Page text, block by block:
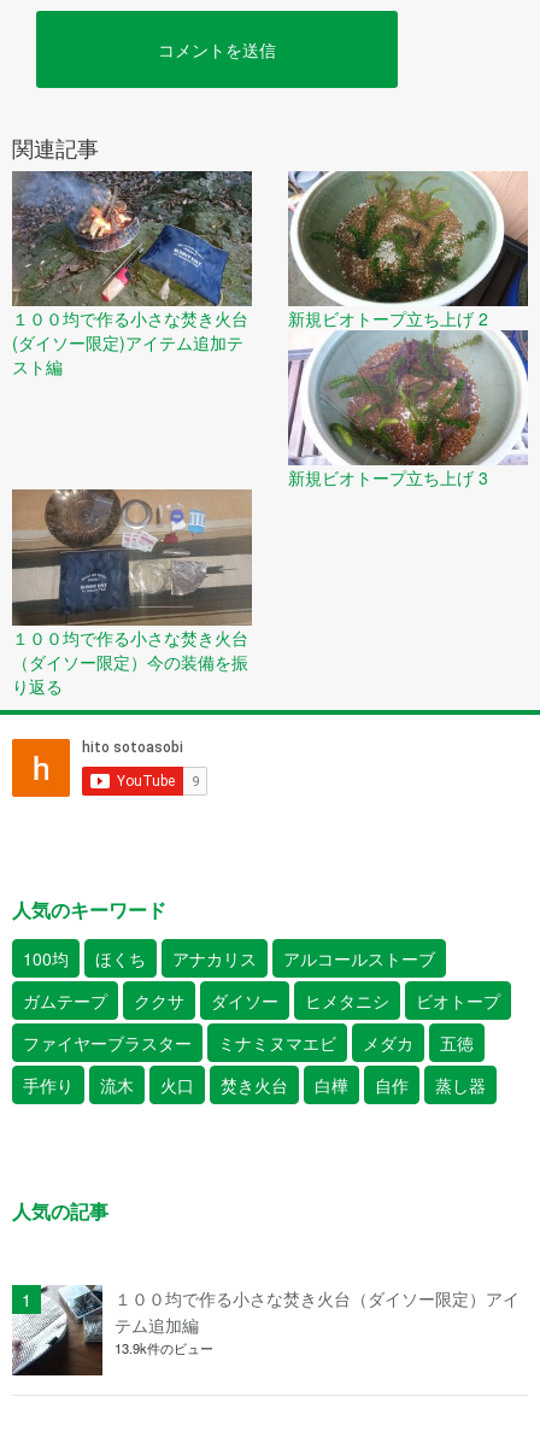
関連記事
１００均で作る小さな焚き火台
(ダイソー限定)アイテム追加テ
スト編
新規ビオトープ立ち上げ 2
新規ビオトープ立ち上げ 3
１００均で作る小さな焚き火台
（ダイソー限定）今の装備を振
り返る
人気のキーワード
100均 ほくち アナカリス
アルコールストーブ
ガムテープ
ククサ ダイソー ヒメタニシ
ビオトープ
ファイヤーブラスター
ミナミヌマエビ メダカ
五徳
手作り
流木 火口 焚き火台 白樺 自作 蒸し器
人気の記事
１００均で作る小さな焚き火台（ダイソー限定）アイ
テム追加編
13.9k件のビュー